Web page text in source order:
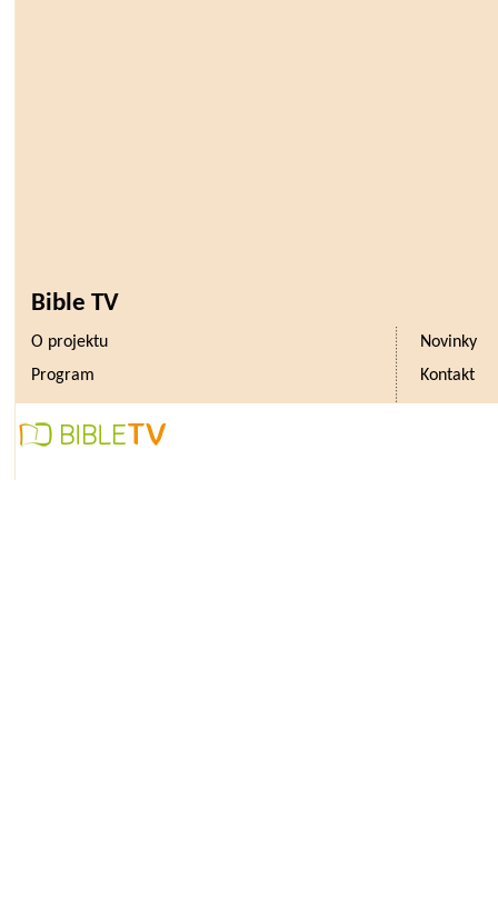
Bible TV
O projektu
Novinky
Program
Kontakt